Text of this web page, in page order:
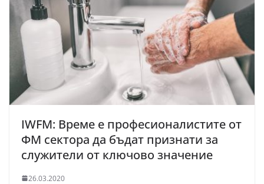
IWFM: Време е професионалистите от
ФМ сектора да бъдат признати за
служители от ключово значение
26.03.2020